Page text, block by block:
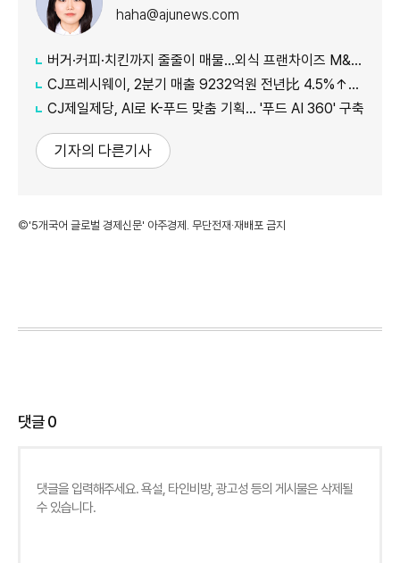
haha@ajunews.com
버거·커피·치킨까지 줄줄이 매물…외식 프랜차이즈 M&A '활기'
CJ프레시웨이, 2분기 매출 9232억원 전년比 4.5%↑…'식봄' 성장세 뚜렷
CJ제일제당, AI로 K-푸드 맞춤 기획… '푸드 AI 360' 구축
기자의 다른기사
©'5개국어 글로벌 경제신문' 아주경제. 무단전재·재배포 금지
댓글0